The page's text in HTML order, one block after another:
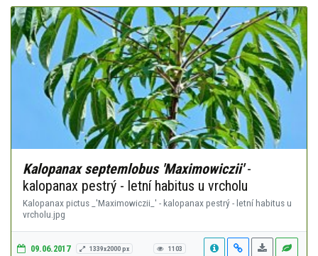
Kalopanax septemlobus 'Maximowiczii'-
kalopanax pestrý - letní habitus u vrcholu
Kalopanax pictus _'Maximowiczii_' - kalopanax pestrý - letní habitus u
vrcholu.jpg
09.06.2017 1339x2000 px 1103